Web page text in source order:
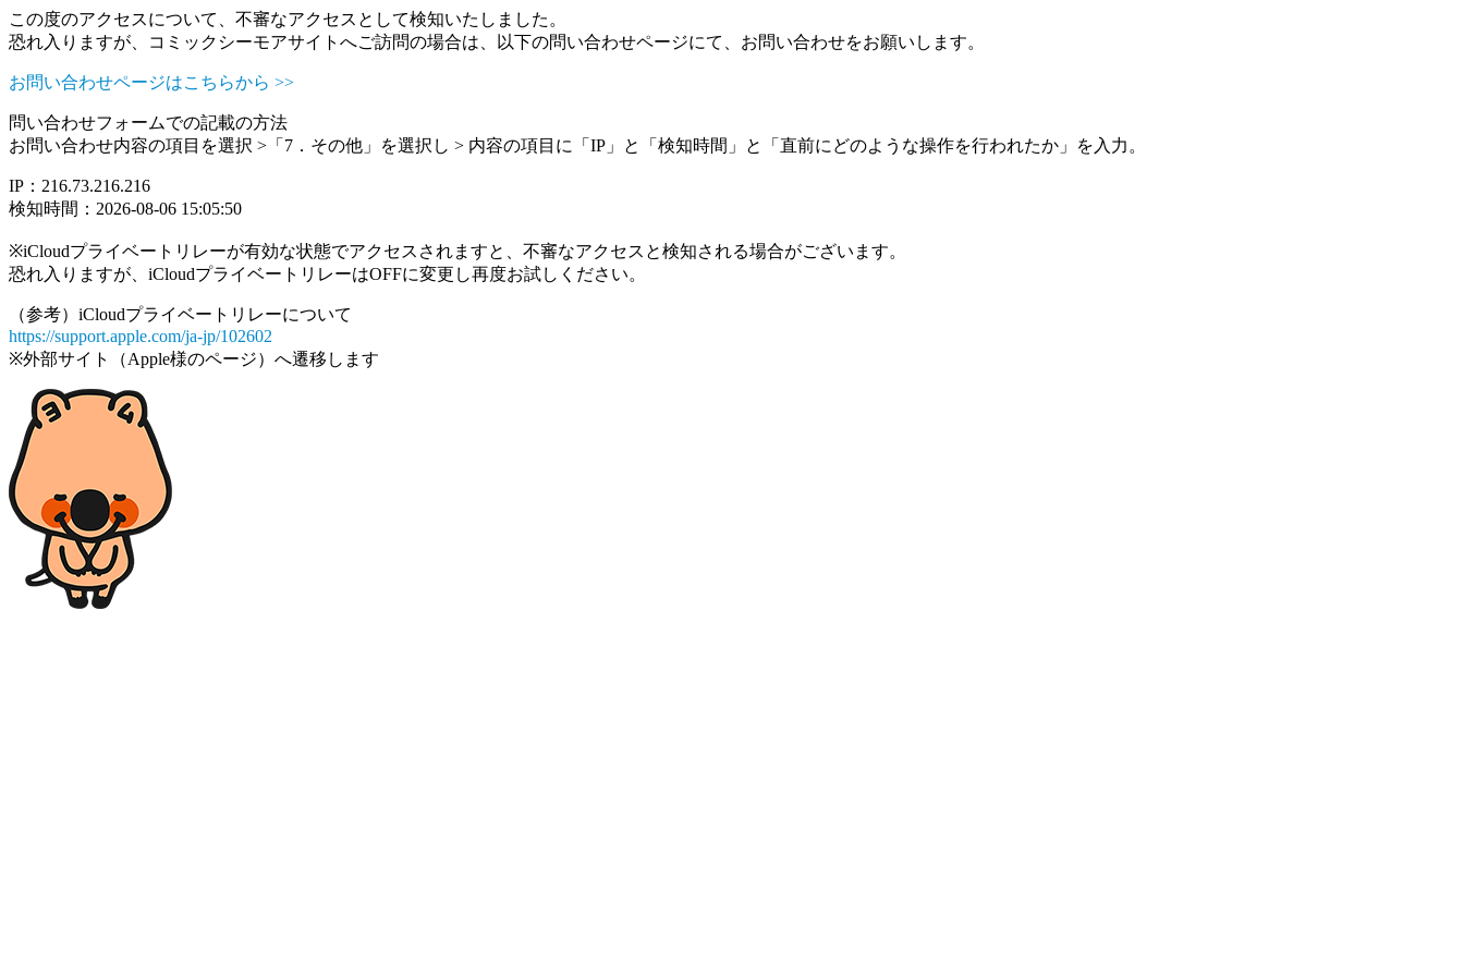
この度のアクセスについて、不審なアクセスとして検知いたしました。
恐れ入りますが、コミックシーモアサイトへご訪問の場合は、以下の問い合わせページにて、お問い合わせをお願いします。
お問い合わせページはこちらから >>
問い合わせフォームでの記載の方法
お問い合わせ内容の項目を選択 >「7．その他」を選択し > 内容の項目に「IP」と「検知時間」と「直前にどのような操作を行われたか」を入力。
IP：216.73.216.216
検知時間：2026-08-06 15:05:50
※iCloudプライベートリレーが有効な状態でアクセスされますと、不審なアクセスと検知される場合がございます。
恐れ入りますが、iCloudプライベートリレーはOFFに変更し再度お試しください。
（参考）iCloudプライベートリレーについて
https://support.apple.com/ja-jp/102602
※外部サイト（Apple様のページ）へ遷移します